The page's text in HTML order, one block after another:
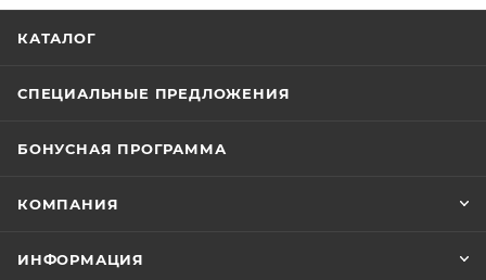
КАТАЛОГ
СПЕЦИАЛЬНЫЕ ПРЕДЛОЖЕНИЯ
БОНУСНАЯ ПРОГРАММА
КОМПАНИЯ
ИНФОРМАЦИЯ